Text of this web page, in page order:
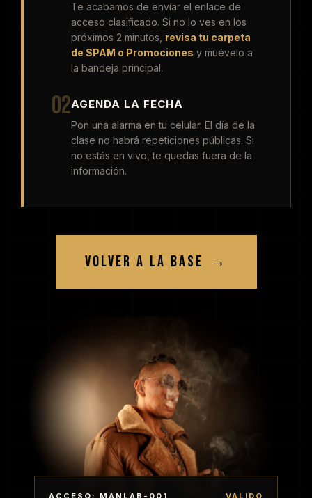
Te acabamos de enviar el enlace de
acceso clasificado. Si no lo ves en los
próximos 2 minutos, revisa tu carpeta
de SPAM o Promociones y muévelo a
la bandeja principal.
02AGENDA LA FECHA
Pon una alarma en tu celular. El día de la
clase no habrá repeticiones públicas. Si
no estás en vivo, te quedas fuera de la
información.
VOLVER A LA BASE →
ACCESO: MANLAB-001 VÁLIDO